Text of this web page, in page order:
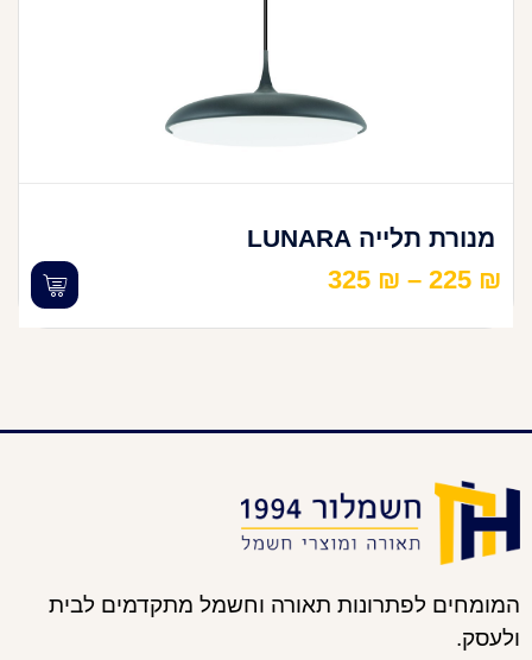
מנורת תלייה LUNARA
225 ₪
–
325 ₪
המומחים לפתרונות תאורה וחשמל מתקדמים לבית
ולעסק.